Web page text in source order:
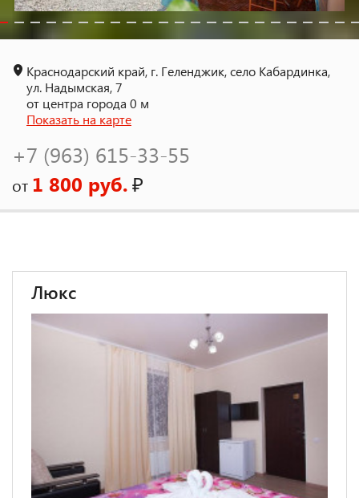
Краснодарский край, г. Геленджик, село Кабардинка,
ул. Надымская, 7
от центра города 0 м
Показать на карте
+7 (963) 615-33-55
от 1 800 руб.₽
Люкс